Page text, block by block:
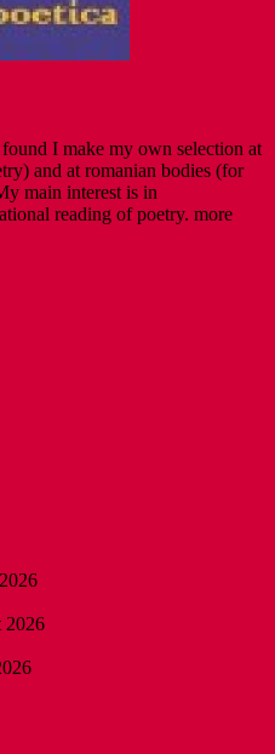
I make my own selection at
and at romanian bodies (for
main interest is in
reading of poetry. more
2026